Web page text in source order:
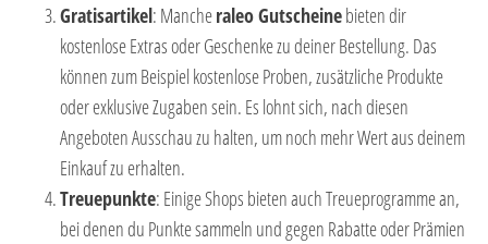
Gratisartikel: Mancheraleo Gutscheinebieten dir
kostenlose Extras oder Geschenke zu deiner Bestellung. Das
können zum Beispiel kostenlose Proben, zusätzliche Produkte
oder exklusive Zugaben sein. Es lohnt sich, nach diesen
Angeboten Ausschau zu halten, um noch mehr Wert aus deinem
Einkauf zu erhalten.
Treuepunkte: Einige Shops bieten auch Treueprogramme an,
bei denen du Punkte sammeln und gegen Rabatte oder Prämien